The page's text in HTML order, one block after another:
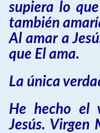
supiera lo
también
Al amar a
que El ama.
La única
He hecho el
Jesús. Virgen